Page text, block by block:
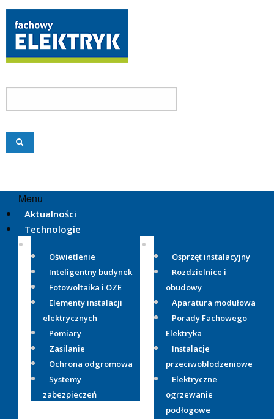
Menu
Aktualności
Technologie
Oświetlenie
Inteligentny budynek
Fotowoltaika i OZE
Elementy instalacji
elektrycznych
Pomiary
Zasilanie
Ochrona odgromowa
Systemy
zabezpieczeń
Osprzęt instalacyjny
Rozdzielnice i
obudowy
Aparatura modułowa
Porady Fachowego
Elektryka
Instalacje
przeciwoblodzeniowe
Elektryczne
ogrzewanie
podłogowe